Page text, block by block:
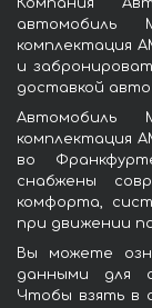
Компания
автомобиль
комплектация
и
доставкой
Автомобиль
комплектация
во
снабжены
комфорта,
при движении
Вы можете
данными для
Чтобы взять в